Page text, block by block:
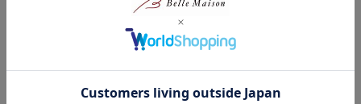
いも出来る美容液 アクア ラ ビ
洗顔使いも出来る美容液 アクア
¥3,000（税込）